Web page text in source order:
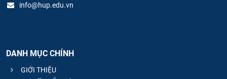
info@hup.edu.vn
DANH MỤC CHÍNH
GIỚI THIỆU